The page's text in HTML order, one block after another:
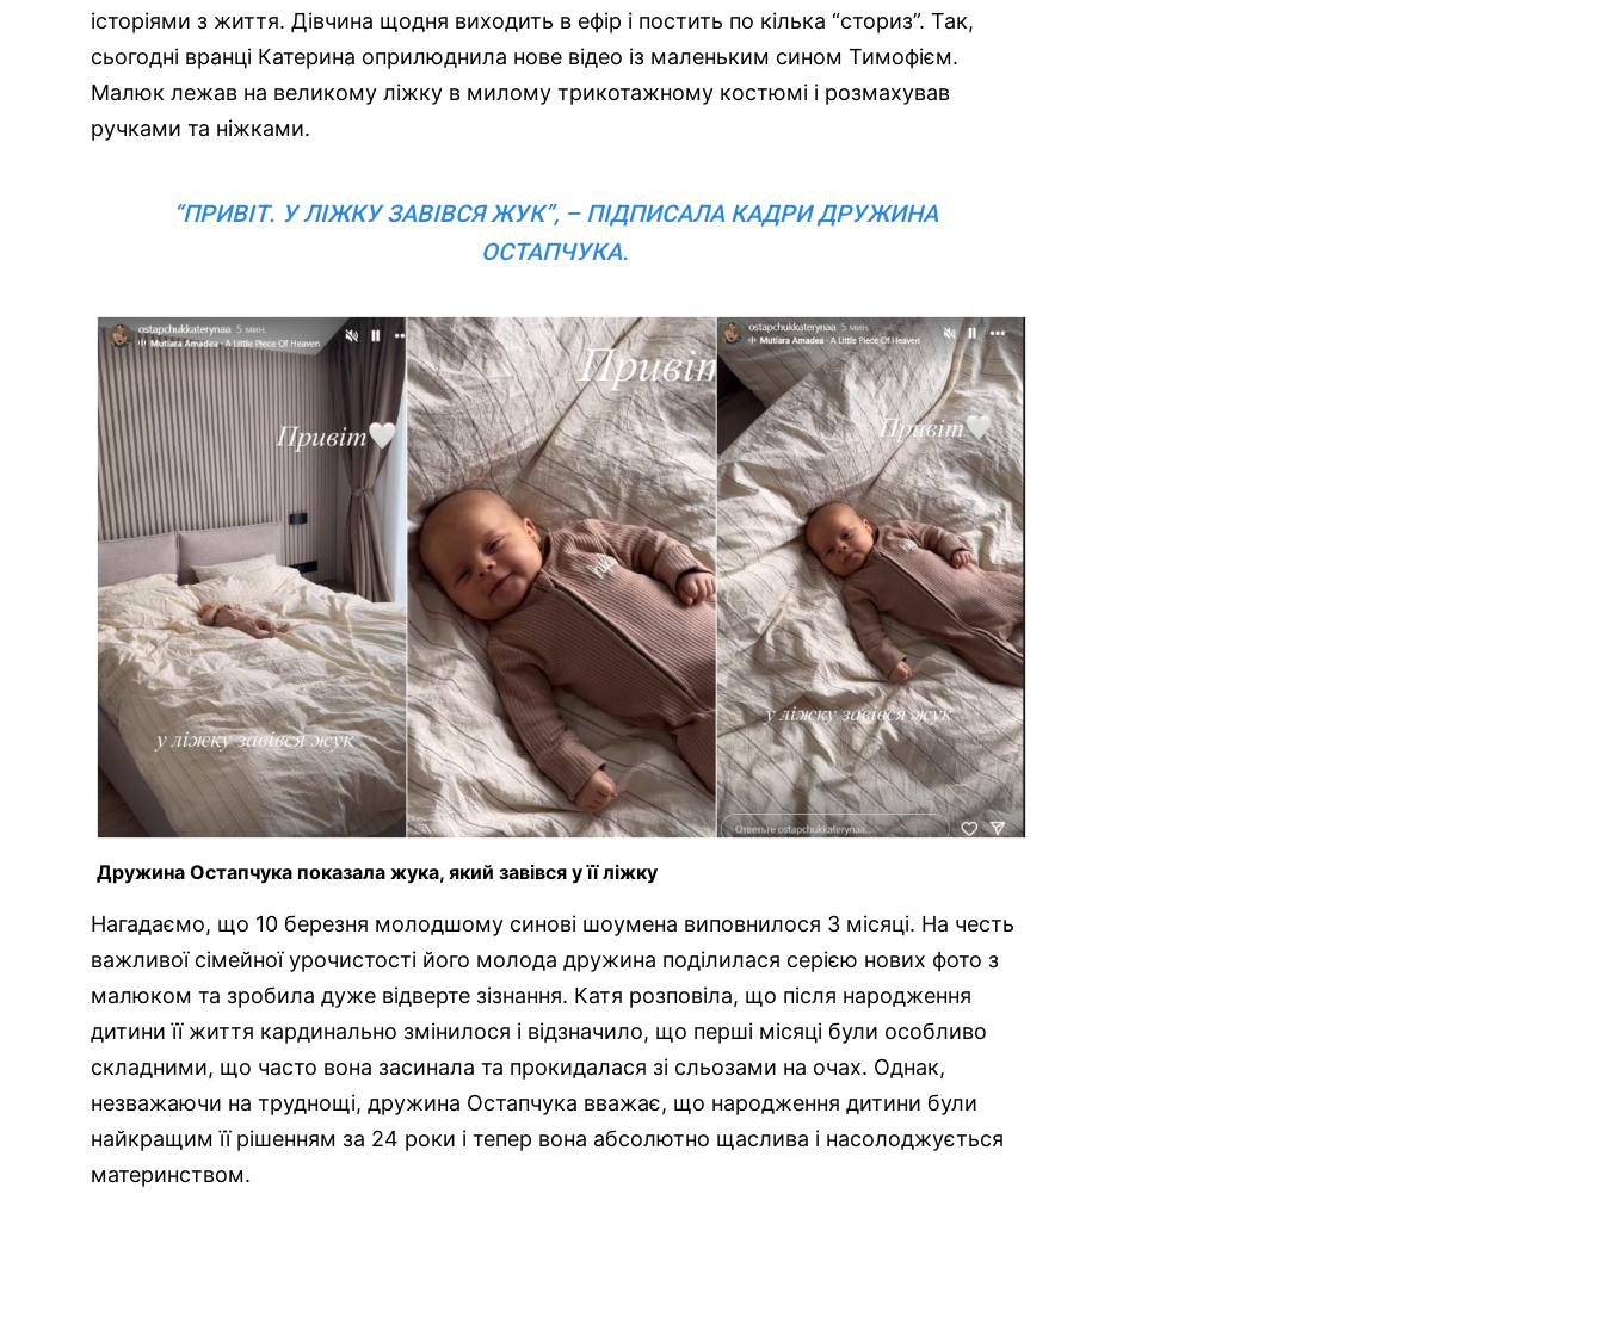
історіями з життя. Дівчина щодня виходить в ефір і постить по кілька “сториз”. Так,
сьогодні вранці Катерина оприлюднила нове відео із маленьким сином Тимофієм.
Малюк лежав на великому ліжку в милому трикотажному костюмі і розмахував
ручками та ніжками.
“ПРИВІТ. У ЛІЖКУ ЗАВІВСЯ ЖУК”, – ПІДПИСАЛА КАДРИ ДРУЖИНА
ОСТАПЧУКА.
Дружина Остапчука показала жука, який завівся у її ліжку
Нагадаємо, що 10 березня молодшому синові шоумена виповнилося 3 місяці. На честь
важливої ​​сімейної урочистості його молода дружина поділилася серією нових фото з
малюком та зробила дуже відверте зізнання. Катя розповіла, що після народження
дитини її життя кардинально змінилося і відзначило, що перші місяці були особливо
складними, що часто вона засинала та прокидалася зі сльозами на очах. Однак,
незважаючи на труднощі, дружина Остапчука вважає, що народження дитини були
найкращим її рішенням за 24 роки і тепер вона абсолютно щаслива і насолоджується
материнством.